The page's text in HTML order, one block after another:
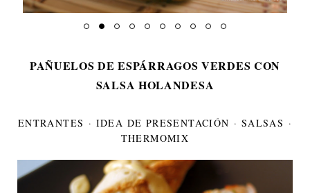
PAÑUELOS DE ESPÁRRAGOS VERDES CON
SALSA HOLANDESA
ENTRANTES · IDEA DE PRESENTACIÓN · SALSAS ·
THERMOMIX